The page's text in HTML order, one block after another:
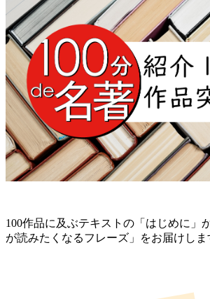
100作品に及ぶテキストの「はじめに」
が読みたくなるフレーズ」をお届けしま